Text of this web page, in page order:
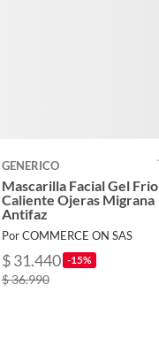
GENERICO
Mascarilla Facial Gel Frio
Caliente Ojeras Migrana
Antifaz
Por COMMERCE ON SAS
$ 31.440 -15%
$ 36.990